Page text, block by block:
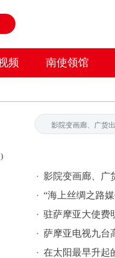
频 南使领馆